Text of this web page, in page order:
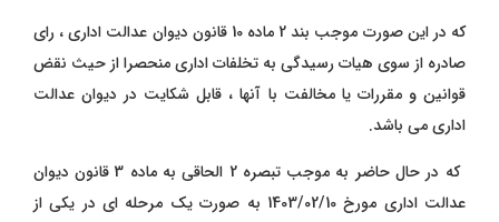
که در این صورت موجب بند 2 ماده 10 قانون دیوان عدالت اداری ، رای
صادره از سوی هیات رسیدگی به تخلفات اداری منحصرا از حیث نقض
قوانین و مقررات یا مخالفت با آنها ، قابل شکایت در دیوان عدالت
اداری می باشد.
که در حال حاضر به موجب تبصره 2 الحاقی به ماده 3 قانون دیوان
عدالت اداری مورخ 1403/02/10 به صورت یک مرحله ای در یکی از